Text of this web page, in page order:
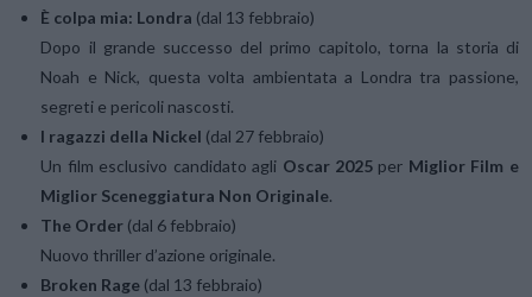
È colpa mia: Londra (dal 13 febbraio)
Dopo il grande successo del primo capitolo, torna la storia di
Noah e Nick, questa volta ambientata a Londra tra passione,
segreti e pericoli nascosti.
I ragazzi della Nickel (dal 27 febbraio)
Un film esclusivo candidato agli Oscar 2025 per Miglior Film e
Miglior Sceneggiatura Non Originale.
The Order (dal 6 febbraio)
Nuovo thriller d’azione originale.
Broken Rage (dal 13 febbraio)